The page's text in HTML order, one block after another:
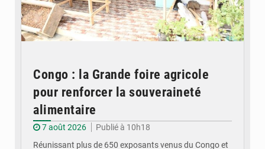
Congo : la Grande foire agricole
pour renforcer la souveraineté
alimentaire
7 août 2026
Publié à 10h18
Réunissant plus de 650 exposants venus du Congo et